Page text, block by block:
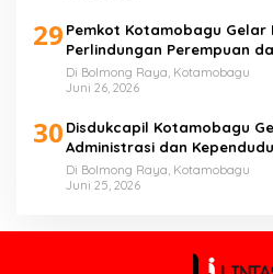
29 Pemkot Kotamobagu Gelar
Perlindungan Perempuan
Di Bolmong Raya, Kotamobagu
Juni 26, 2026
30 Disdukcapil Kotamobagu
Administrasi dan
Di Bolmong Raya, Kotamobagu
Juni 25, 2026